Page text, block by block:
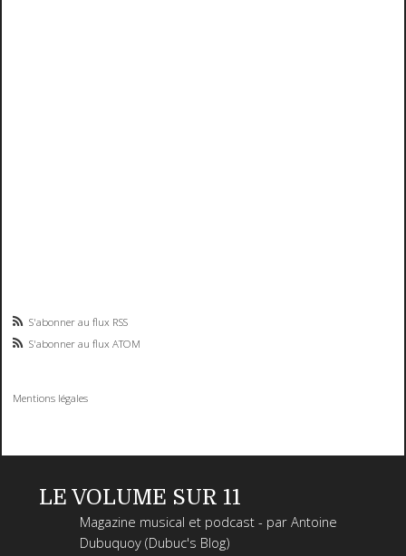
S'abonner au flux RSS
S'abonner au flux ATOM
Mentions légales
LE VOLUME SUR 11
Magazine musical et podcast - par Antoine
Dubuquoy (Dubuc's Blog)